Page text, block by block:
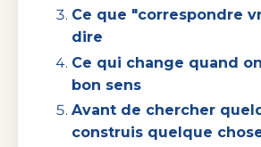
Ce que "correspondre
dire
Ce qui change quand
bon sens
Avant de chercher
construis quelque